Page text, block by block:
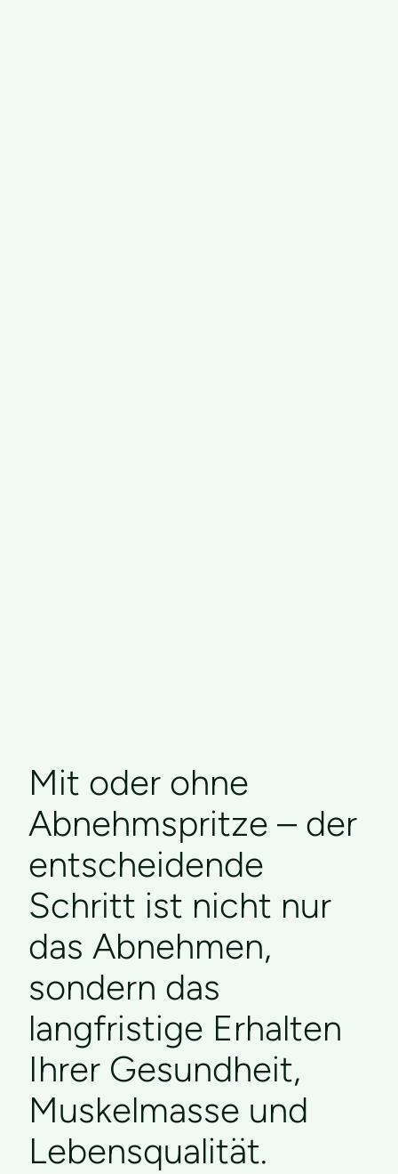
Mit oder ohne
Abnehmspritze – der
entscheidende
Schritt ist nicht nur
das Abnehmen,
sondern das
langfristige Erhalten
Ihrer Gesundheit,
Muskelmasse und
Lebensqualität.